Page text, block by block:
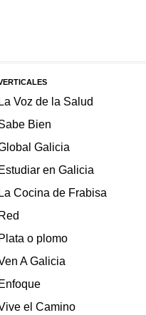
Voz de la Salud
Bien
Galicia
en Galicia
Cocina de Frabisa
o plomo
A Galicia
el Camino